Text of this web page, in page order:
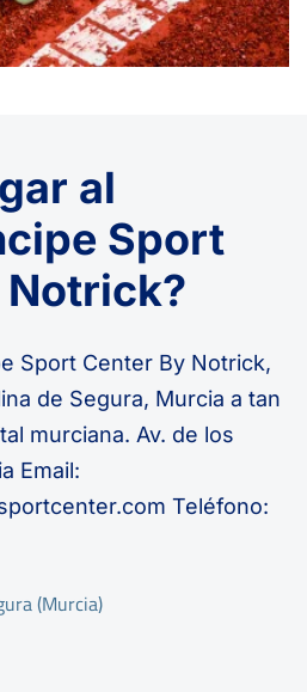
al
Sport
Sport Center By Notrick,
de Segura, Murcia a tan
murciana. Av. de los
Email:
Teléfono:
(Murcia)